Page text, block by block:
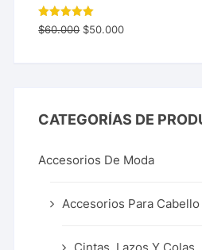
Valorado
con 5.00
$60.000 $50.000
CATEGORÍAS DE
Accesorios De Moda
Accesorios Para Cabello